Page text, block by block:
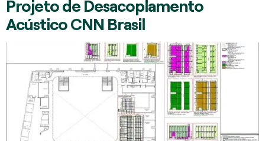
Projeto de Desacoplamento
Acústico CNN Brasil